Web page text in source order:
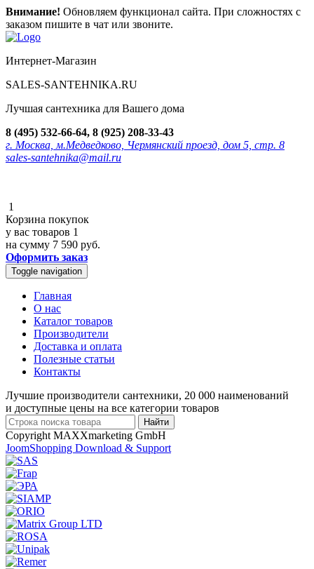
Внимание! Обновляем функционал сайта. При сложностях с
заказом пишите в чат или звоните.
Интернет-Магазин
SALES-SANTEHNIKA.RU
Лучшая сантехника для Вашего дома
8 (495) 532-66-64, 8 (925) 208-33-43
г. Москва, м.Медведково, Чермянский проезд, дом 5, стр. 8
sales-santehnika@mail.ru
1
Корзина покупок
у вас товаров 1
на сумму 7 590 руб.
Оформить заказ
Toggle navigation
Главная
О нас
Каталог товаров
Производители
Доставка и оплата
Полезные статьи
Контакты
Лучшие производители сантехники, 20 000 наименований
и доступные цены на все категории товаров
Copyright MAXXmarketing GmbH
JoomShopping Download & Support